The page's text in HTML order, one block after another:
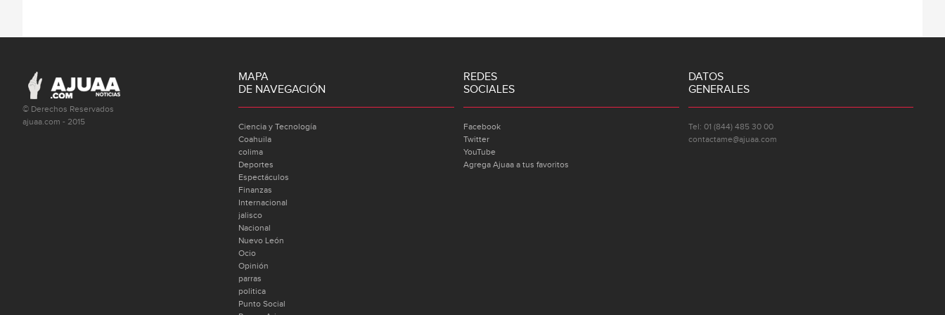
© Derechos Reservados
ajuaa.com - 2015
MAPA
DE NAVEGACIÓN
Ciencia y Tecnología
Coahuila
colima
Deportes
Espectáculos
Finanzas
Internacional
jalisco
Nacional
Nuevo León
Ocio
Opinión
parras
politica
Punto Social
REDES
SOCIALES
Facebook
Twitter
YouTube
Agrega Ajuaa a tus favoritos
DATOS
GENERALES
Tel: 01 (844) 485 30 00
contactame@ajuaa.com